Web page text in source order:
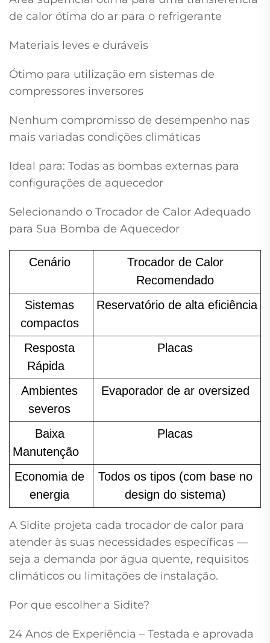
de calor ótima do ar para o refrigerante
Materiais leves e duráveis
Ótimo para utilização em sistemas de
compressores inversores
Nenhum compromisso de desempenho nas
mais variadas condições climáticas
Ideal para: Todas as bombas externas para
configurações de aquecedor
Selecionando o Trocador de Calor Adequado
para Sua Bomba de Aquecedor
Cenário
Trocador de Calor
Recomendado
Sistemas
compactos
Resposta
Rápida
Placas
Ambientes
severos
Evaporador de ar oversized
Baixa
Manutenção
Placas
Economia de
energia
Todos os tipos (com base no
design do sistema)
A Sidite projeta cada trocador de calor para
atender às suas necessidades específicas —
seja a demanda por água quente, requisitos
climáticos ou limitações de instalação.
Por que escolher a Sidite?
24 Anos de Experiência – Testada e aprovada